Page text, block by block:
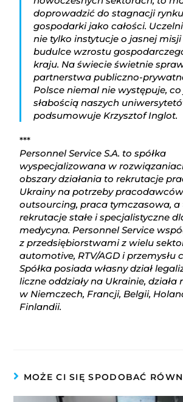
doprowadzić do stagnacji
gospodarki jako całości.
nie tylko instytucje o jasnej misji
budulce wzrostu
kraju. Na świecie świetnie
partnerstwa publiczno-
Polsce niemal nie występuje,
słabością naszych
podsumowuje Krzysztof Inglot.
***
Personnel Service S.A. to spółka
wyspecjalizowana w
obszary działania to rekrutacje
Ukrainy na potrzeby
outsourcing, praca tymczasowa, a
rekrutacje stałe i specjalistyczne
medycyna. Personnel Service
z przedsiębiorstwami z wielu
automotive, RTV/AGD i przemysłu
Spółka posiada własny dział
liczne oddziały na Ukrainie, działa
w Niemczech, Francji, Belgii,
Finlandii.
MOŻE CI SIĘ SPODOBAĆ